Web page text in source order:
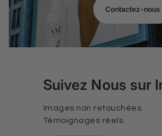
Contactez-nous
Suivez Nous sur
Images non retouchées.
Témoignages réels.